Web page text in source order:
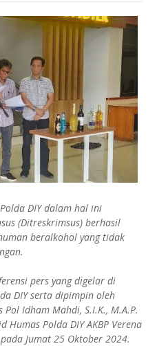
Polda DIY dalam hal ini
(Ditreskrimsus) berhasil
beralkohol yang tidak
pers yang digelar di
DIY serta dipimpin oleh
Idham Mahdi, S.I.K., M.A.P.
Humas Polda DIY AKBP Verena
Jumat 25 Oktober 2024.